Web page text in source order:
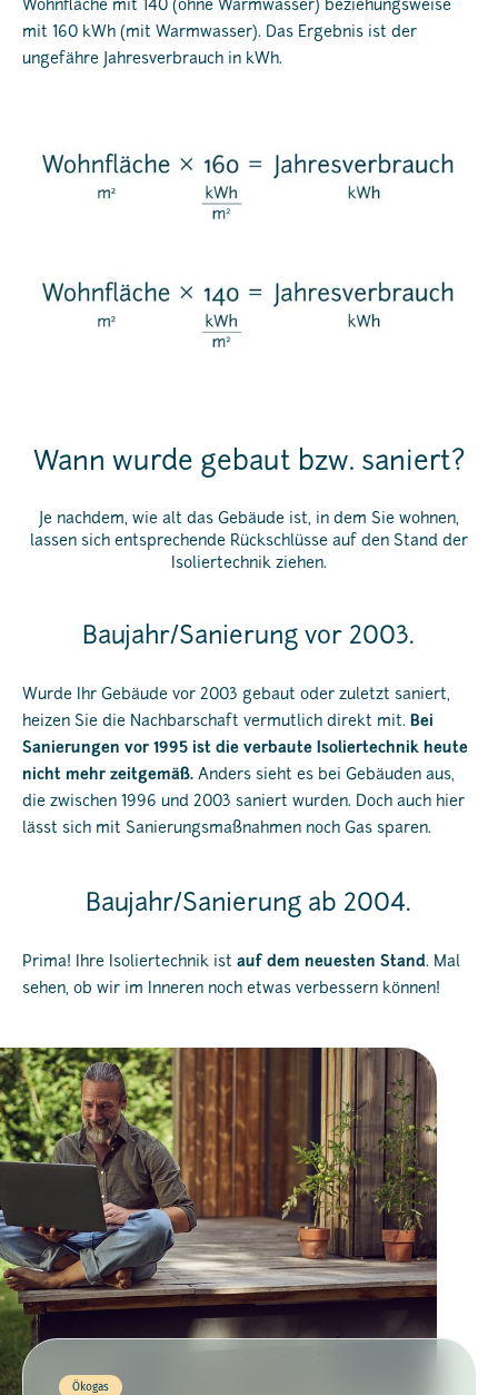
Wohnfläche mit 140 (ohne Warmwasser) beziehungsweise
mit 160 kWh (mit Warmwasser). Das Ergebnis ist der
ungefähre Jahresverbrauch in kWh.
Wann wurde gebaut bzw. saniert?
Je nachdem, wie alt das Gebäude ist, in dem Sie wohnen,
lassen sich entsprechende Rückschlüsse auf den Stand der
Isoliertechnik ziehen.
Baujahr/Sanierung vor 2003.
Wurde Ihr Gebäude vor 2003 gebaut oder zuletzt saniert,
heizen Sie die Nachbarschaft vermutlich direkt mit. Bei
Sanierungen vor 1995 ist die verbaute Isoliertechnik heute
nicht mehr zeitgemäß. Anders sieht es bei Gebäuden aus,
die zwischen 1996 und 2003 saniert wurden. Doch auch hier
lässt sich mit Sanierungsmaßnahmen noch Gas sparen.
Baujahr/Sanierung ab 2004.
Prima! Ihre Isoliertechnik ist auf dem neuesten Stand. Mal
sehen, ob wir im Inneren noch etwas verbessern können!
Ökogas